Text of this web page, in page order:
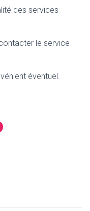
des services
le service
éventuel.